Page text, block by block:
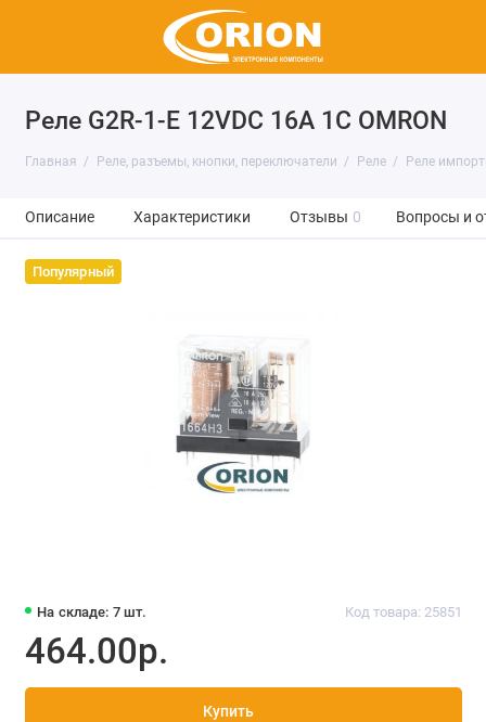
Реле G2R-1-E 12VDC 16A 1C OMRON
Главная Реле, разъемы, кнопки, переключатели Реле Реле
Описание Характеристики Отзывы 0 Вопросы и
Популярный
На складе: 7 шт. Код товара: 25851
464.00р.
Купить